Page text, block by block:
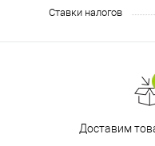
Ставки налогов
Доставим